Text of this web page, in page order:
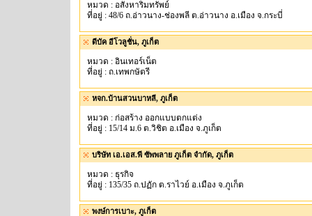
หมวด : อสังหาริมทรัพย์
ที่อยู่ : 48/6 ถ.อ่าวนาง-ช่องพลี ต.อ่าวนาง อ.เมือง จ.กระบี่
ดีบัค อีโวลูชั่น, ภูเก็ต
หมวด : อินเทอร์เน็ต
ที่อยู่ : ถ.เทพกษัตรี
หจก.บ้านสวนบาหลี, ภูเก็ต
หมวด : ก่อสร้าง ออกแบบตกแต่ง
ที่อยู่ : 15/14 ม.6 ต.วิชิต อ.เมือง จ.ภูเก็ต
บริษัท เอ.เอส.พี ซัพพลาย ภูเก็ต จำกัด, ภูเก็ต
หมวด : ธุรกิจ
ที่อยู่ : 135/35 ถ.ปฏัก ต.ราไวย์ อ.เมือง จ.ภูเก็ต
พงษ์การเบาะ, ภูเก็ต